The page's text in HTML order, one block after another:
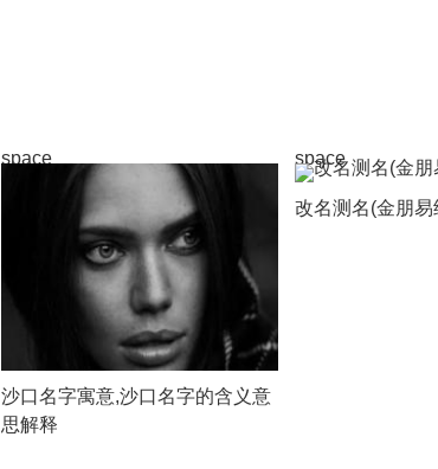
space
沙口名字寓意,沙口名字的含义意
思解释
space
改名测名(金朋易